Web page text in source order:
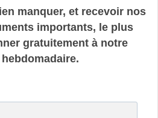
manquer, et recevoir nos
importants, le plus
gratuitement à notre